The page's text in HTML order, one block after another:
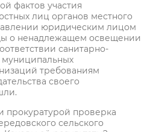
фактов участия
лиц органов местного
юридическим лицом
о ненадлежащем освещении
санитарно-
муниципальных
требованиям
своего
прокуратурой проверка
сельского